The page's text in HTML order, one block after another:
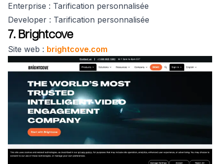
Enterprise : Tarification personnalisée
Developer : Tarification personnalisée
7. Brightcove
Site web : brightcove.com